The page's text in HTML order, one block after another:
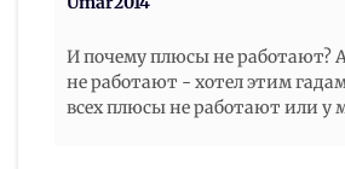
И почему плюсы не работают?
не работают - хотел этим
всех плюсы не работают или у